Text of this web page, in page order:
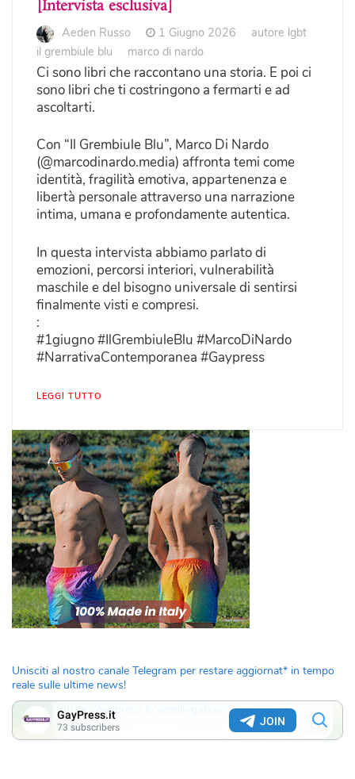
[Intervista esclusiva]
Aeden Russo 1 Giugno 2026
autore lgbt
il grembiule blu
marco di nardo
Ci sono libri che raccontano una storia. E poi ci
sono libri che ti costringono a fermarti e ad
ascoltarti.
Con “Il Grembiule Blu”, Marco Di Nardo
(@marcodinardo.media) affronta temi come
identità, fragilità emotiva, appartenenza e
libertà personale attraverso una narrazione
intima, umana e profondamente autentica.
In questa intervista abbiamo parlato di
emozioni, percorsi interiori, vulnerabilità
maschile e del bisogno universale di sentirsi
finalmente visti e compresi.
:
#1giugno #IlGrembiuleBlu #MarcoDiNardo
#NarrativaContemporanea #Gaypress
LEGGI TUTTO
Unisciti al nostro canale Telegram per restare aggiornat* in tempo
reale sulle ultime news!